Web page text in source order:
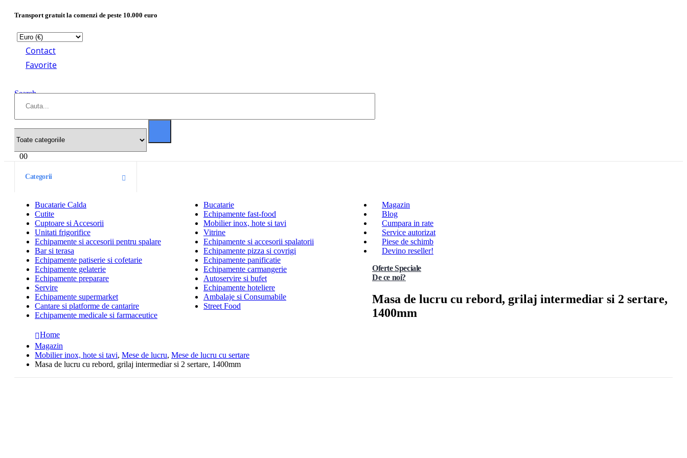
Transport gratuit la comenzi de peste 10.000 euro
Contact
Favorite
Search
00
Categorii
Bucatarie Calda
Bucatarie
Cutite
Echipamente fast-food
Cuptoare si Accesorii
Mobilier inox, hote si tavi
Unitati frigorifice
Vitrine
Echipamente si accesorii pentru spalare
Echipamente si accesorii spalatorii
Bar si terasa
Echipamente pizza si covrigi
Echipamente patiserie si cofetarie
Echipamente panificatie
Echipamente gelaterie
Echipamente carmangerie
Echipamente preparare
Autoservire si bufet
Servire
Echipamente hoteliere
Echipamente supermarket
Ambalaje si Consumabile
Cantare si platforme de cantarire
Street Food
Echipamente medicale si farmaceutice
Magazin
Blog
Cumpara in rate
Service autorizat
Piese de schimb
Devino reseller!
Oferte Speciale
De ce noi?
Masa de lucru cu rebord, grilaj intermediar si 2 sertare,
1400mm
Home
Magazin
Mobilier inox, hote si tavi, Mese de lucru, Mese de lucru cu sertare
Masa de lucru cu rebord, grilaj intermediar si 2 sertare, 1400mm